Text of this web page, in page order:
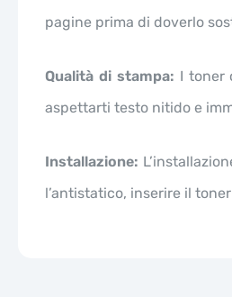
pagine prima di doverlo
Qualità di stampa: I toner
aspettarti testo nitido e
Installazione:
l’antistatico, inserire il